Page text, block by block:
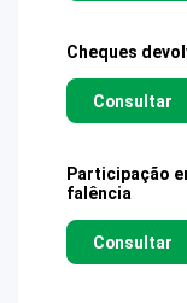
Cheques
Consultar
Participação
falência
Consultar